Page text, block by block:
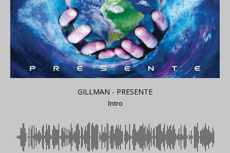
GILLMAN - PRESENTE
Intro